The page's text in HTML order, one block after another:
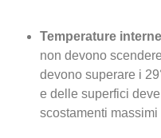
Temperature
non devono
devono superare i
e delle superfici
scostamenti massimi